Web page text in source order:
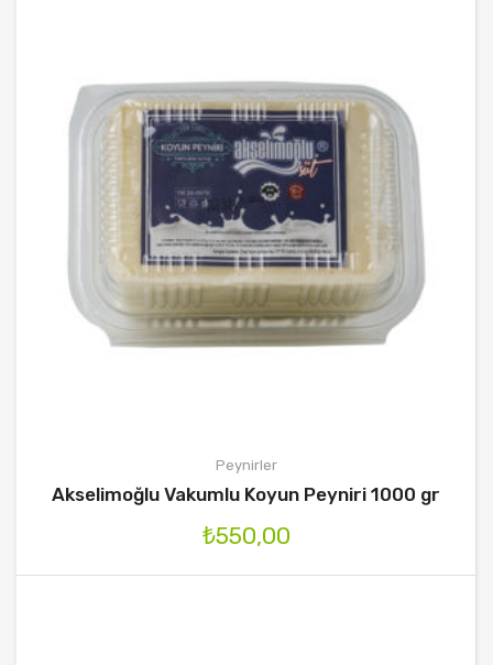
Peynirler
Akselimoğlu Vakumlu Koyun Peyniri 1000 gr
₺550,00